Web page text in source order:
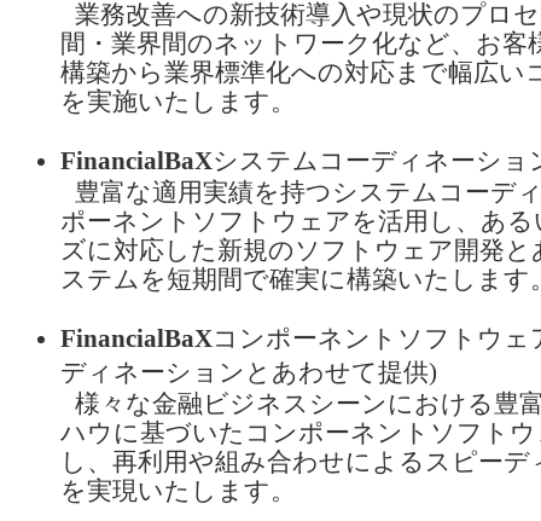
業務改善への新技術導入や現状のプロ
間・業界間のネットワーク化など、お客
構築から業界標準化への対応まで幅広い
を実施いたします。
FinancialBaXシステムコーディネーショ
豊富な適用実績を持つシステムコーデ
ポーネントソフトウェアを活用し、あ
ズに対応した新規のソフトウェア開発と
ステムを短期間で確実に構築いたします
FinancialBaXコンポーネントソフトウェ
ディネーションとあわせて提供)
様々な金融ビジネスシーンにおける豊
ハウに基づいたコンポーネントソフト
し、再利用や組み合わせによるスピー
を実現いたします。